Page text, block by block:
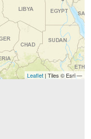
Leaflet | Tiles © Esri —